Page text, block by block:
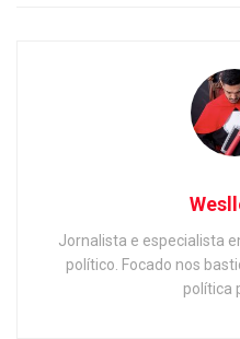
Jornalista e especialista
político. Focado nos
política